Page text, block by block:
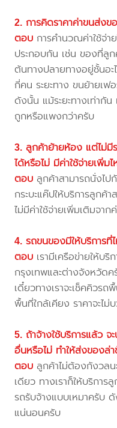
2. การคิดราคาค่าขนส่งข
ตอบ การคำนวณค่าใช้จ่
ประกอบกัน เช่น ของที่ลูก
ต้นทางปลายทางอยู่ชั้นอ
กี่คน ระยะทาง ขนย้ายเฟ
ดังนั้น แม้ระยะทางเท่ากั
ถูกหรือแพงกว่าครับ
3. ลูกค้าย้ายห้อง แต่ไม่
ได้หรือไม่ มีค่าใช้จ่ายเพิ่ม
ตอบ ลูกค้าสามารถนั่งไป
กระบะแค๊ปให้บริการลูกค้
ไม่มีค่าใช้จ่ายเพิ่มเติมจา
4. รถขนของมีให้บริการที่
ตอบ เรามีเครือข่ายให้บ
กรุงเทพและต่างจังหวัด
เดี๋ยวทางเราจะเช็คคิวร
พื้นที่ใกล้เคียง ราคาจะไม่
5. ถ้าจ้างใช้บริการแล้ว จ
อื่นหรือไม่ ทำให้ส่งของล่
ตอบ ลูกค้าไม่ต้องกังวล
เดียว ทางเราก็ให้บริการ
รถรับจ้างแบบเหมาครับ
แน่นอนครับ